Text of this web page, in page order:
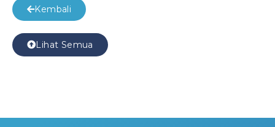
Kembali
Lihat Semua